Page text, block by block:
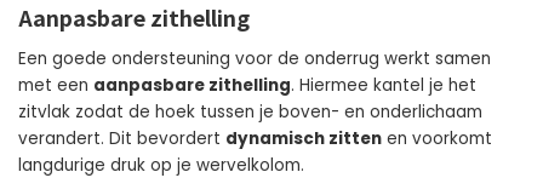
Aanpasbare zithelling
Een goede ondersteuning voor de onderrug werkt samen
met een aanpasbare zithelling. Hiermee kantel je het
zitvlak zodat de hoek tussen je boven- en onderlichaam
verandert. Dit bevordert dynamisch zitten en voorkomt
langdurige druk op je wervelkolom.